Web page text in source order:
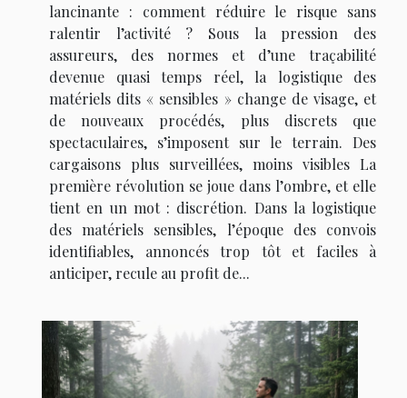
lancinante : comment réduire le risque sans
ralentir l’activité ? Sous la pression des
assureurs, des normes et d’une traçabilité
devenue quasi temps réel, la logistique des
matériels dits « sensibles » change de visage, et
de nouveaux procédés, plus discrets que
spectaculaires, s’imposent sur le terrain. Des
cargaisons plus surveillées, moins visibles La
première révolution se joue dans l’ombre, et elle
tient en un mot : discrétion. Dans la logistique
des matériels sensibles, l’époque des convois
identifiables, annoncés trop tôt et faciles à
anticiper, recule au profit de...